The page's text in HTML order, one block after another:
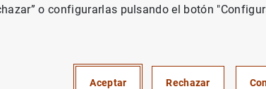
para la segunda
o configurarlas pulsando el botón
Aceptar Rechazar